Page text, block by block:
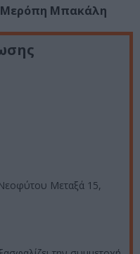
Μερόπη Μπακάλη
Μεταξά 15,